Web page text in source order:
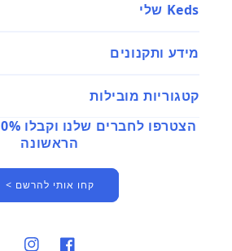
Keds שלי
מידע ותקנונים
קטגוריות מובילות
הראשונה
קחו אותי להרשם >